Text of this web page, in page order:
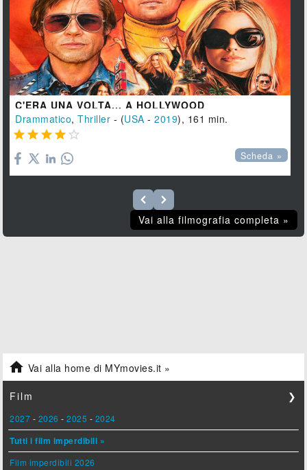
C'ERA UNA VOLTA... A HOLLYWOOD
Drammatico,Thriller - (USA -2019), 161 min.
    
Scheda »
Vai alla filmografia completa »
 Vai alla home di MYmovies.it »
Film ❯
2027 - 2026 -2025 - 2024
Tutti i film imperdibili »
Film imperdibili 2026